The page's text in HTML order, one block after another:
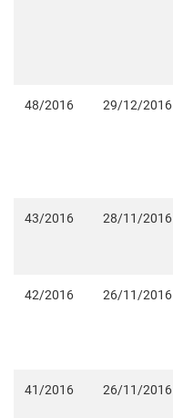
48/2016 29/12/2016
43/2016 28/11/2016
42/2016 26/11/2016
41/2016 26/11/2016